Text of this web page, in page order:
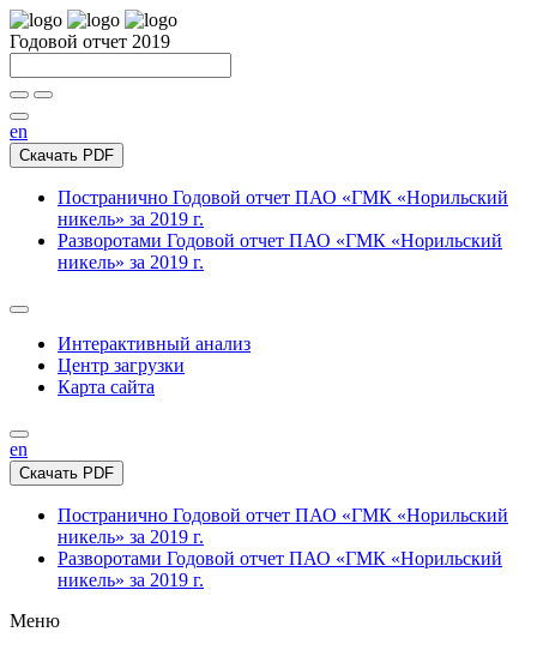
Годовой отчет 2019
en
Скачать PDF
Постранично Годовой отчет ПАО «ГМК «Норильский
никель» за 2019 г.
Разворотами Годовой отчет ПАО «ГМК «Норильский
никель» за 2019 г.
Интерактивный анализ
Центр загрузки
Карта сайта
en
Скачать PDF
Постранично Годовой отчет ПАО «ГМК «Норильский
никель» за 2019 г.
Разворотами Годовой отчет ПАО «ГМК «Норильский
никель» за 2019 г.
Меню